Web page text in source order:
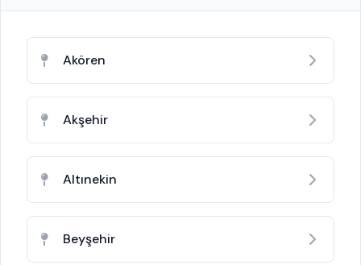
Akören
Akşehir
Altınekin
Beyşehir